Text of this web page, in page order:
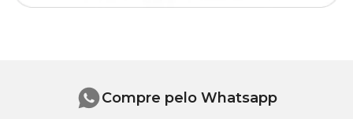
Compre pelo Whatsapp